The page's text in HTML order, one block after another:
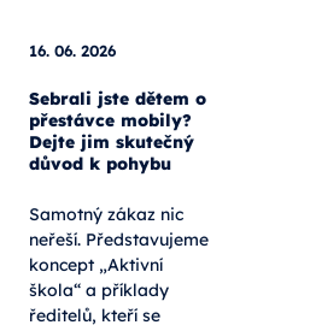
16. 06. 2026
Sebrali jste dětem o
přestávce mobily?
Dejte jim skutečný
důvod k pohybu
Samotný zákaz nic
neřeší. Představujeme
koncept „Aktivní
škola“ a příklady
ředitelů, kteří se